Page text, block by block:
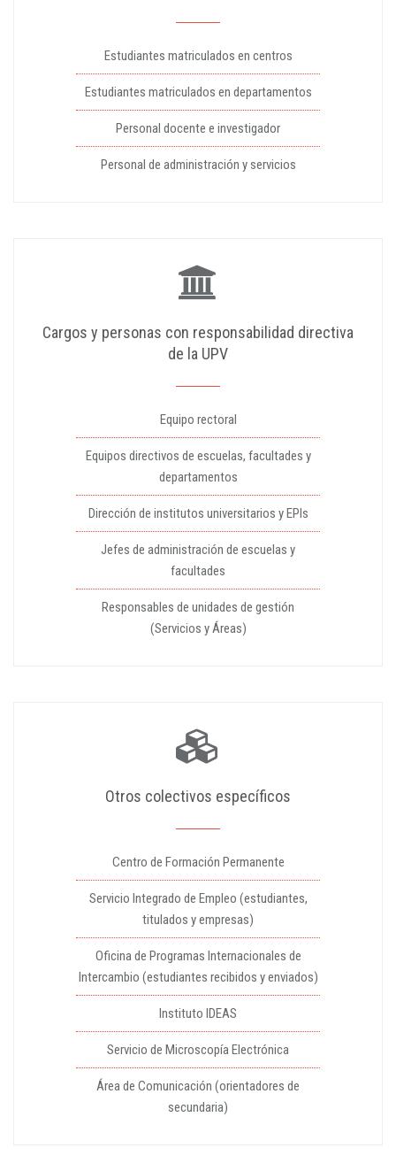
Estudiantes matriculados en centros
Estudiantes matriculados en departamentos
Personal docente e investigador
Personal de administración y servicios
Cargos y personas con responsabilidad directiva
de la UPV
Equipo rectoral
Equipos directivos de escuelas, facultades y
departamentos
Dirección de institutos universitarios y EPIs
Jefes de administración de escuelas y
facultades
Responsables de unidades de gestión
(Servicios y Áreas)
Otros colectivos específicos
Centro de Formación Permanente
Servicio Integrado de Empleo (estudiantes,
titulados y empresas)
Oficina de Programas Internacionales de
Intercambio (estudiantes recibidos y enviados)
Instituto IDEAS
Servicio de Microscopía Electrónica
Área de Comunicación (orientadores de
secundaria)